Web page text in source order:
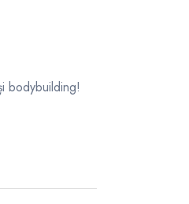
bodybuilding!